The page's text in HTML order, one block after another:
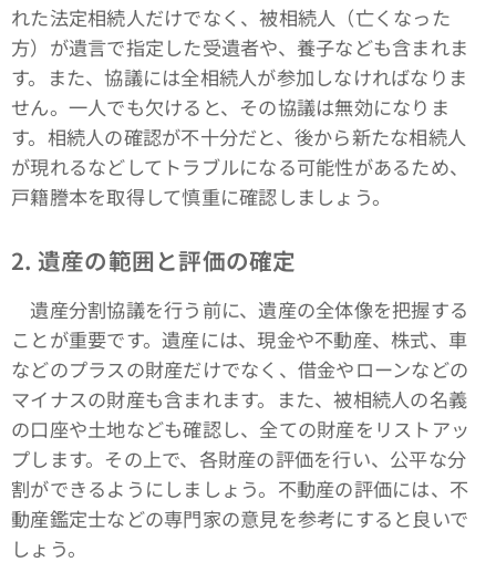
れた法定相続人だけでなく、被相続人（亡くなった
方）が遺言で指定した受遺者や、養子なども含まれま
す。また、協議には全相続人が参加しなければなりま
せん。一人でも欠けると、その協議は無効になりま
す。相続人の確認が不十分だと、後から新たな相続人
が現れるなどしてトラブルになる可能性があるため、
戸籍謄本を取得して慎重に確認しましょう。
2. 遺産の範囲と評価の確定
遺産分割協議を行う前に、遺産の全体像を把握する
ことが重要です。遺産には、現金や不動産、株式、車
などのプラスの財産だけでなく、借金やローンなどの
マイナスの財産も含まれます。また、被相続人の名義
の口座や土地なども確認し、全ての財産をリストアッ
プします。その上で、各財産の評価を行い、公平な分
割ができるようにしましょう。不動産の評価には、不
動産鑑定士などの専門家の意見を参考にすると良いで
しょう。